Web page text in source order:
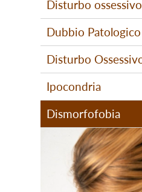
Disturbo ossessivo
Dubbio Patologico
Disturbo
Ipocondria
Dismorfofobia